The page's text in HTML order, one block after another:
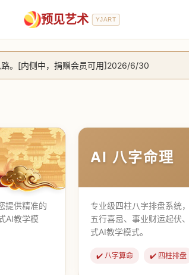
预见艺术 YJART
。[内侧中，捐赠会员可用]2026/6/30
2026/6/27
2026/2/25
提供精准的
AI教学模
AI 八字命理
专业级四柱八字排盘系统
五行喜忌、事业财运起伏
式AI教学模式。
✔️ 八字算命 ✔️ 四柱排盘